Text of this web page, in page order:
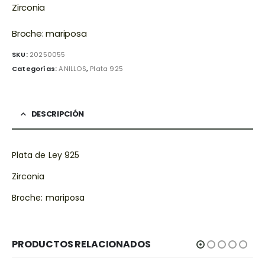
Zirconia
Broche: mariposa
SKU: 20250055
Categorías:ANILLOS, Plata 925
DESCRIPCIÓN
Plata de Ley 925
Zirconia
Broche: mariposa
PRODUCTOS RELACIONADOS